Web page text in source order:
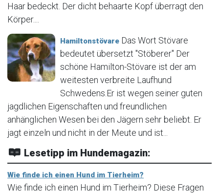
Haar bedeckt. Der dicht behaarte Kopf überragt den
Körper....
Hamiltonstövare Das Wort Stövare
bedeutet übersetzt "Stöberer" Der
schöne Hamilton-Stövare ist der am
weitesten verbreite Laufhund
Schwedens.Er ist wegen seiner guten
jagdlichen Eigenschaften und freundlichen
anhänglichen Wesen bei den Jägern sehr beliebt. Er
jagt einzeln und nicht in der Meute und ist...
Lesetipp im Hundemagazin:
Wie finde ich einen Hund im Tierheim?
Wie finde ich einen Hund im Tierheim? Diese Fragen